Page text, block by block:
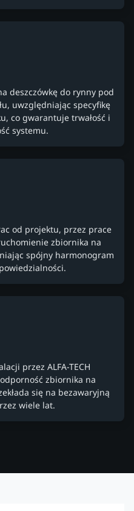
deszczówkę do rynny pod
uwzględniając specyfikę
co gwarantuje trwałość i
systemu.
od projektu, przez prace
zbiornika na
spójny harmonogram
przez ALFA-TECH
zbiornika na
się na bezawaryjną
wiele lat.